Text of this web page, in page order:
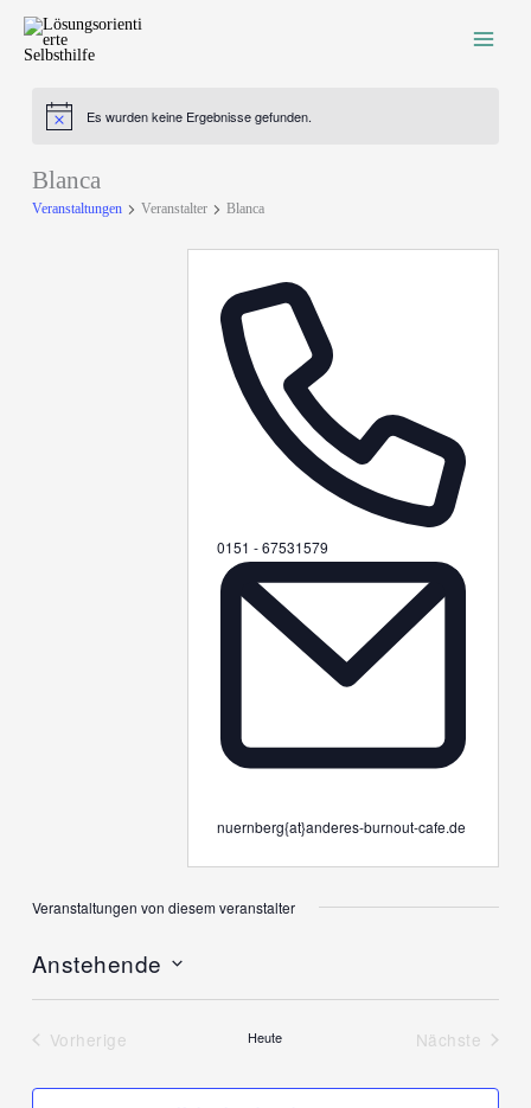
Inhalt
springen
HinweisEs wurden keine Ergebnisse gefunden.
Blanca
Veranstaltungen Veranstalter Blanca
Telefon
0151 - 67531579
Email
nuernberg{at}anderes-burnout-cafe.de
Veranstaltungen von diesem veranstalter
Anstehende
Vorherige
Heute
Nächste